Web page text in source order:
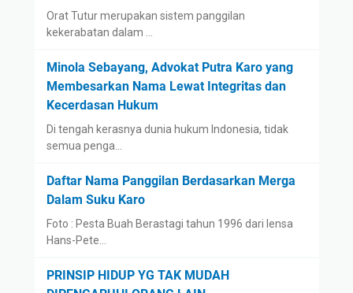
Orat Tutur merupakan sistem panggilan
kekerabatan dalam …
Minola Sebayang, Advokat Putra Karo yang
Membesarkan Nama Lewat Integritas dan
Kecerdasan Hukum
Di tengah kerasnya dunia hukum Indonesia, tidak
semua penga…
Daftar Nama Panggilan Berdasarkan Merga
Dalam Suku Karo
Foto : Pesta Buah Berastagi tahun 1996 dari lensa
Hans-Pete…
PRINSIP HIDUP YG TAK MUDAH